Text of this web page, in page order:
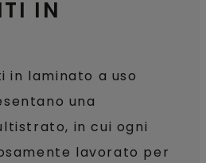
IN
in laminato a uso
una
in cui ogni
lavorato per